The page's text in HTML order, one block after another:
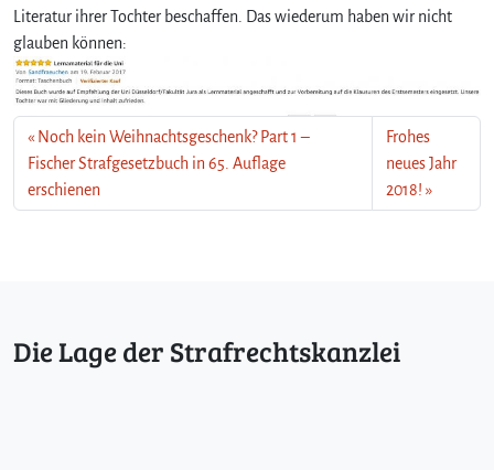
Literatur ihrer Tochter beschaffen. Das wiederum haben wir nicht
glauben können:
Noch kein Weihnachtsgeschenk? Part 1 –
Fischer Strafgesetzbuch in 65. Auflage
erschienen
Frohes
neues Jahr
2018!
Die Lage der Strafrechtskanzlei